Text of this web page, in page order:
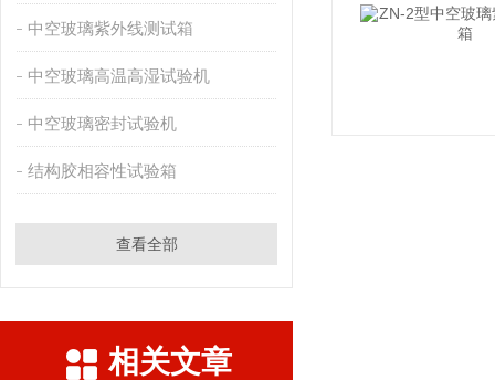
中空玻璃紫外线测试箱
中空玻璃高温高湿试验机
中空玻璃密封试验机
结构胶相容性试验箱
查看全部
相关文章